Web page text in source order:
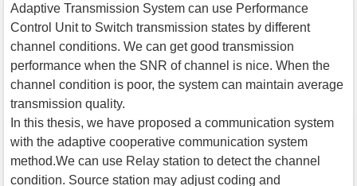
Adaptive Transmission System can use Performance
Control Unit to Switch transmission states by different
channel conditions. We can get good transmission
performance when the SNR of channel is nice. When the
channel condition is poor, the system can maintain average
transmission quality.
In this thesis, we have proposed a communication system
with the adaptive cooperative communication system
method.We can use Relay station to detect the channel
condition. Source station may adjust coding and